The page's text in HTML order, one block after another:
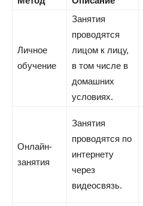
Личное
обучение
Занятия
проводятся
лицом к лицу,
в том числе в
домашних
условиях.
Онлайн-
занятия
Занятия
проводятся по
интернету
через
видеосвязь.